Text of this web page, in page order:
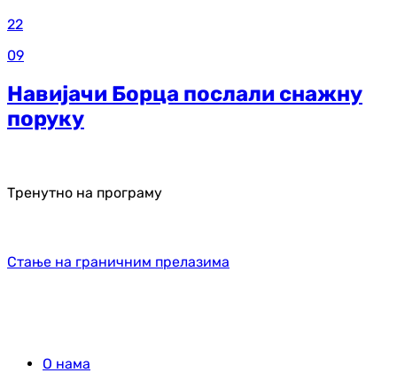
22
09
Навијачи Борца послали снажну
поруку
Тренутно на програму
Стање на граничним прелазима
О нама